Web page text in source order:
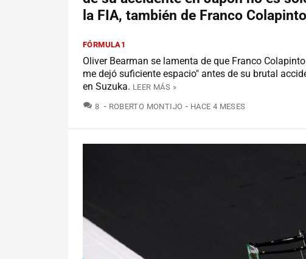
la FIA, también de Franco Colapinto
FÓRMULA1
Oliver Bearman se lamenta de que Franco
me dejó suficiente espacio" antes de su brutal
en Suzuka. LEER MÁS »
8 COMENTARIOS
ROBERTO MONTIJO HACE 4 MESES